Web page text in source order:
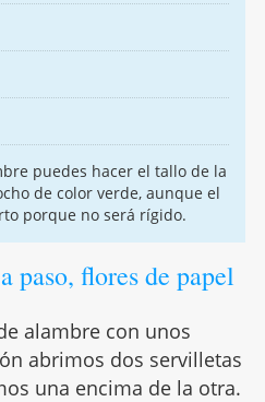
puedes hacer el tallo de la
de color verde, aunque el
porque no será rígido.
paso, flores de papel
alambre con unos
abrimos dos servilletas
una encima de la otra.